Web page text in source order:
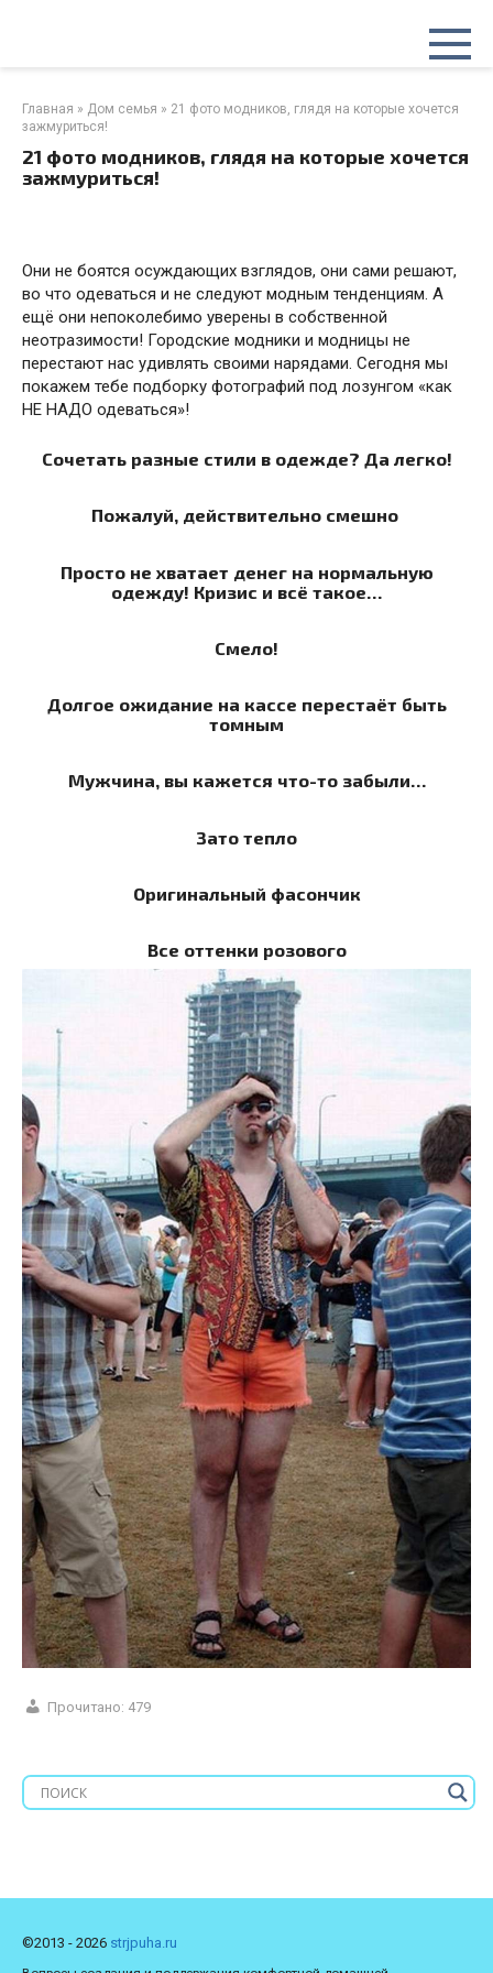
Главная » Дом семья » 21 фото модников, глядя на которые хочется
зажмуриться!
21 фото модников, глядя на которые хочется
зажмуриться!
Они не боятся осуждающих взглядов, они сами решают,
во что одеваться и не следуют модным тенденциям. А
ещё они непоколебимо уверены в собственной
неотразимости! Городские модники и модницы не
перестают нас удивлять своими нарядами. Сегодня мы
покажем тебе подборку фотографий под лозунгом «как
НЕ НАДО одеваться»!
Сочетать разные стили в одежде? Да легко!
Пожалуй, действительно смешно
Просто не хватает денег на нормальную
одежду! Кризис и всё такое…
Смело!
Долгое ожидание на кассе перестаёт быть
томным
Мужчина, вы кажется что-то забыли…
Зато тепло
Оригинальный фасончик
Все оттенки розового
Прочитано: 479
©2013 - 2026 strjpuha.ru